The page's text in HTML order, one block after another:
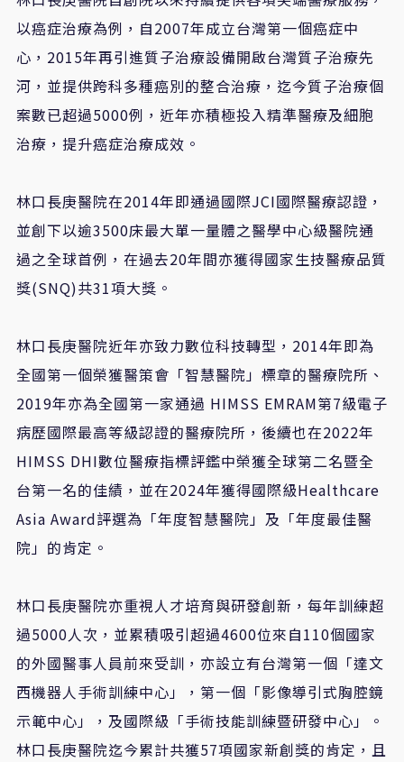
以癌症治療為例，自2007年成立台灣第一個癌症中
心， 2015年再引進質子治療設備開啟台灣質子治療先
河，並提供跨科多種癌別的整合治療，迄今質子治療個
案數已超過5000例，近年亦積極投入精準醫療及細胞
治療，提升癌症治療成效。
林口長庚醫院在2014年即通過國際JCI國際醫療認證，
並創下以逾3500床最大單一量體之醫學中心級醫院通
過之全球首例，在過去20年間亦獲得國家生技醫療品質
獎(SNQ)共31項大獎。
林口長庚醫院近年亦致力數位科技轉型， 2014年即為
全國第一個榮獲醫策會「智慧醫院」標章的醫療院所、
2019年亦為全國第一家通過 HIMSS EMRAM第7級電子
病歷國際最高等級認證的醫療院所，後續也在2022年
HIMSS DHI數位醫療指標評鑑中榮獲全球第二名暨全
台第一名的佳績，並在2024年獲得國際級Healthcare
Asia Award評選為「年度智慧醫院」及「年度最佳醫
院」的肯定。
林口長庚醫院亦重視人才培育與研發創新，每年訓練超
過5000人次，並累積吸引超過4600位來自110個國家
的外國醫事人員前來受訓，亦設立有台灣第一個「達文
西機器人手術訓練中心」，第一個「影像導引式胸腔鏡
示範中心」，及國際級「手術技能訓練暨研發中心」。
林口長庚醫院迄今累計共獲57項國家新創獎的肯定，且